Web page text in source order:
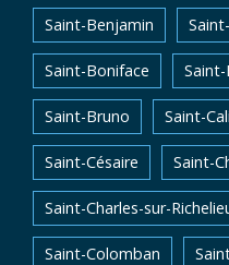
Saint-Benjamin
Saint-Boniface
Saint-Bruno Saint-
Saint-Césaire Saint-
Saint-Charles-sur-
Saint-Colomban